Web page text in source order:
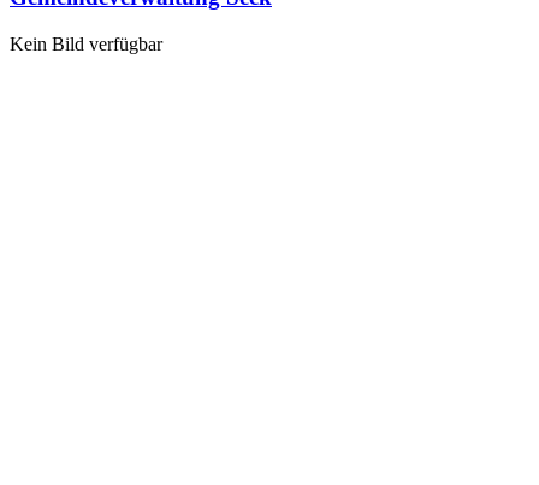
Kein Bild verfügbar